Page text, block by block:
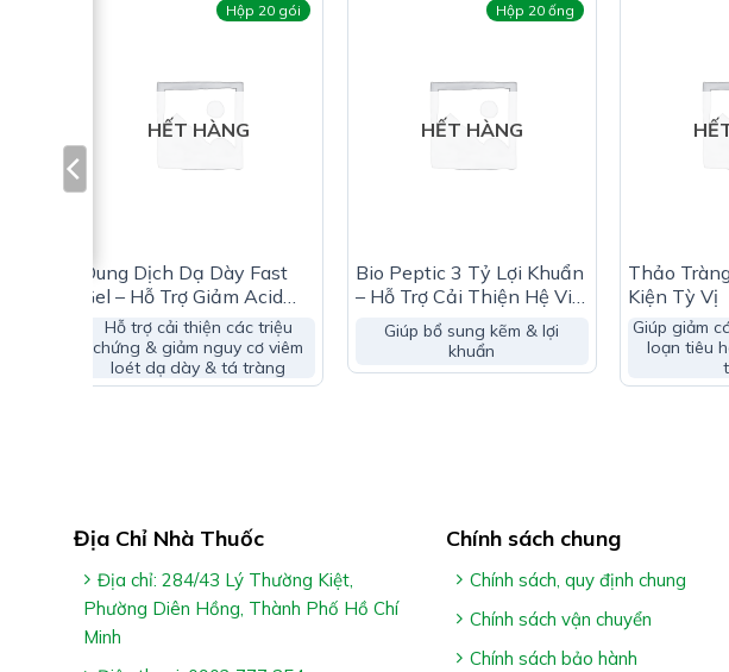
Hộp 20 gói
HẾT HÀNG
Dung Dịch Dạ Dày Fast
Gel – Hỗ Trợ Giảm Acid
Dịch Vị
Hỗ trợ cải thiện các triệu
chứng & giảm nguy cơ viêm
loét dạ dày & tá tràng
Hộp 20 ống
HẾT HÀNG
Bio Peptic 3 Tỷ Lợi Khuẩn
– Hỗ Trợ Cải Thiện Hệ Vi
Sinh Đường Ruột
Giúp bổ sung kẽm & lợi
khuẩn
Thảo
Kiện Tỳ Vị
Giúp giảm
loạn tiêu
Địa Chỉ Nhà Thuốc
Địa chỉ: 284/43 Lý Thường Kiệt,
Phường Diên Hồng, Thành Phố Hồ Chí
Minh
Chính sách chung
Chính sách, quy định chung
Chính sách vận chuyển
Chính sách bảo hành